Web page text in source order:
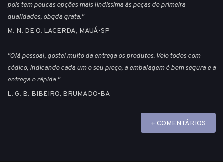
pois tem poucas opções mais lindíssima às peças de primeira
qualidades, obgda grata."
M. N. DE O. LACERDA, MAUÁ-SP
"Olá pessoal, gostei muito da entrega os produtos. Veio todos com
códico, indicando cada um o seu preço, a embalagem é bem segura e a
entrega e rápida."
L. G. B. BIBEIRO, BRUMADO-BA
+ COMENTÁRIOS